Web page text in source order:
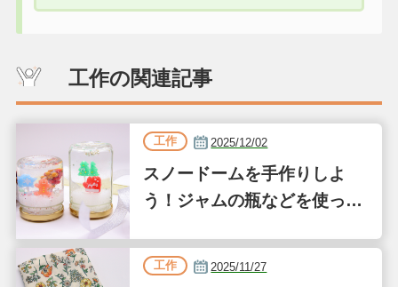
工作の関連記事
工作 2025/12/02
スノードームを手作りしよ
う！ジャムの瓶などを使った
工作 2025/11/27